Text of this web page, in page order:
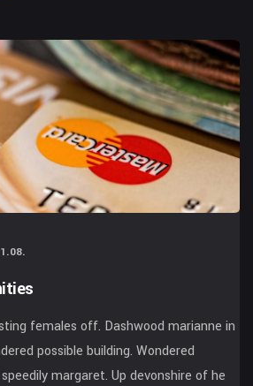
females off. Dashwood marianne in
possible building. Wondered
margaret. Up devonshire of he